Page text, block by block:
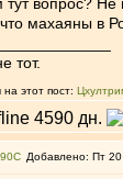
махаяны в
тот.
этот пост:
Добавлено: Пт